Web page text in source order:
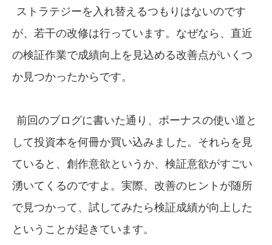
ストラテジーを入れ替えるつもりはないのです
が、若干の改修は行っています。なぜなら、直近
の検証作業で成績向上を見込める改善点がいくつ
か見つかったからです。
前回のブログに書いた通り、ボーナスの使い道と
して投資本を何冊か買い込みました。それらを見
ていると、創作意欲というか、検証意欲がすごい
湧いてくるのですよ。実際、改善のヒントが随所
で見つかって、試してみたら検証成績が向上した
ということが起きています。